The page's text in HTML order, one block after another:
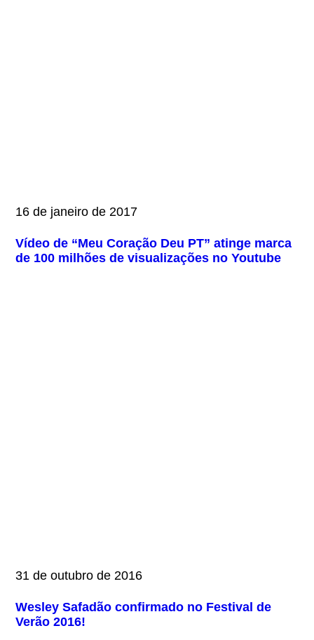
16 de janeiro de 2017
Vídeo de “Meu Coração Deu PT” atinge marca
de 100 milhões de visualizações no Youtube
31 de outubro de 2016
Wesley Safadão confirmado no Festival de
Verão 2016!